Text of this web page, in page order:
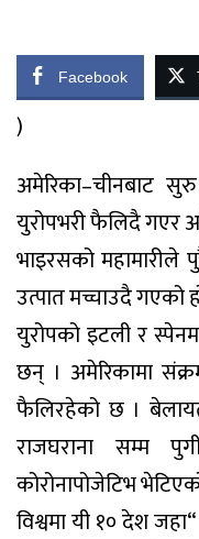
Facebook
)
अमेरिका–चीनबाट
युरोपभरी फैलिदै गएर
भाइरसको महामारीले
उत्पात मच्चाउदै गएको
युरोपको इटली र
छन् । अमेरिकामा
फैलिरहेको छ ।
राजघराना सम्म
कोरोनापोजेटिभ
विश्वमा यी १० देश